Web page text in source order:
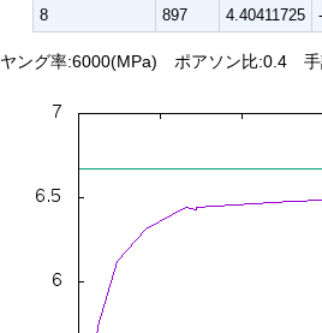
8
897 4.40411725
ヤング率:6000(MPa) ポアソン比:0.4 手